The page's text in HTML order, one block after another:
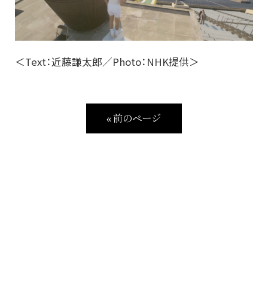
＜Text：近藤謙太郎／Photo：NHK提供＞
« 前のページ